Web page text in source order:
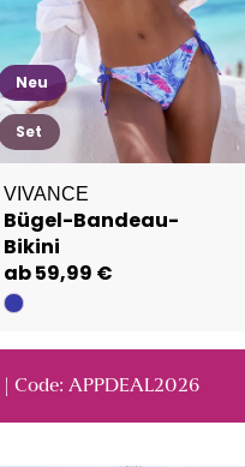
Neu
Set
VIVANCE
Bügel-Bandeau-
Bikini
ab 59,99 €
| Code: APPDEAL2026